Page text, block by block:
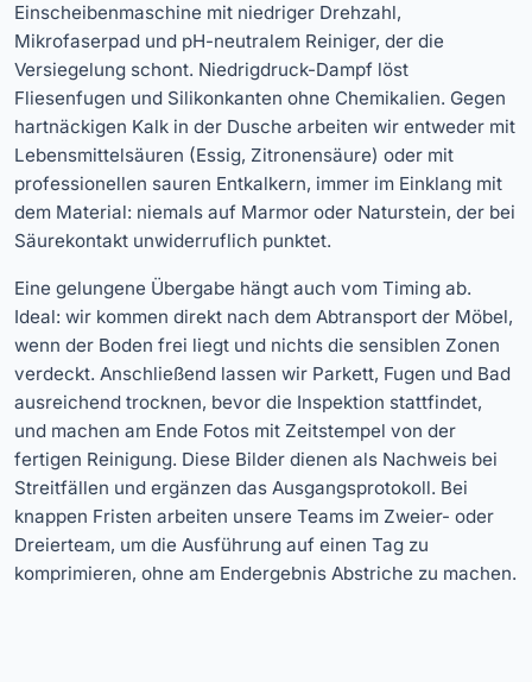
Einscheibenmaschine mit niedriger Drehzahl,
Mikrofaserpad und pH-neutralem Reiniger, der die
Versiegelung schont. Niedrigdruck-Dampf löst
Fliesenfugen und Silikonkanten ohne Chemikalien. Gegen
hartnäckigen Kalk in der Dusche arbeiten wir entweder mit
Lebensmittelsäuren (Essig, Zitronensäure) oder mit
professionellen sauren Entkalkern, immer im Einklang mit
dem Material: niemals auf Marmor oder Naturstein, der bei
Säurekontakt unwiderruflich punktet.
Eine gelungene Übergabe hängt auch vom Timing ab.
Ideal: wir kommen direkt nach dem Abtransport der Möbel,
wenn der Boden frei liegt und nichts die sensiblen Zonen
verdeckt. Anschließend lassen wir Parkett, Fugen und Bad
ausreichend trocknen, bevor die Inspektion stattfindet,
und machen am Ende Fotos mit Zeitstempel von der
fertigen Reinigung. Diese Bilder dienen als Nachweis bei
Streitfällen und ergänzen das Ausgangsprotokoll. Bei
knappen Fristen arbeiten unsere Teams im Zweier- oder
Dreierteam, um die Ausführung auf einen Tag zu
komprimieren, ohne am Endergebnis Abstriche zu machen.